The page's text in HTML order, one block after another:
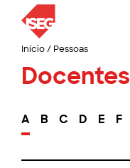
Início/ Pessoas
Docentes
A B C D E F